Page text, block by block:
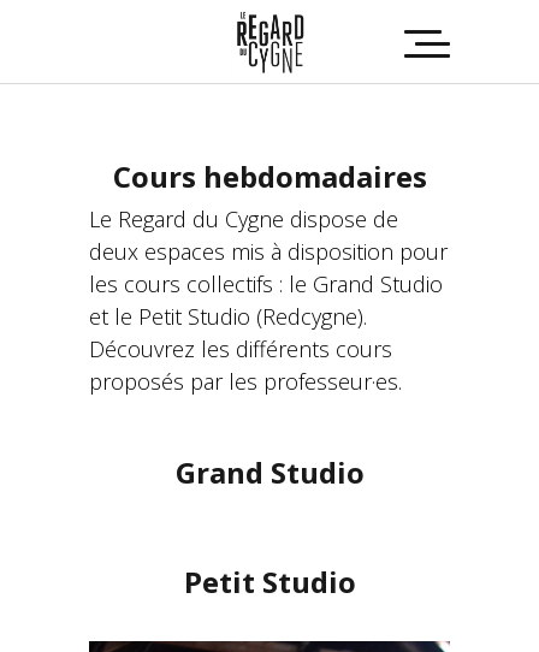
Cours hebdomadaires
Le Regard du Cygne dispose de
deux espaces mis à disposition pour
les cours collectifs : le Grand Studio
et le Petit Studio (Redcygne).
Découvrez les différents cours
proposés par les professeur·es.
Grand Studio
Petit Studio